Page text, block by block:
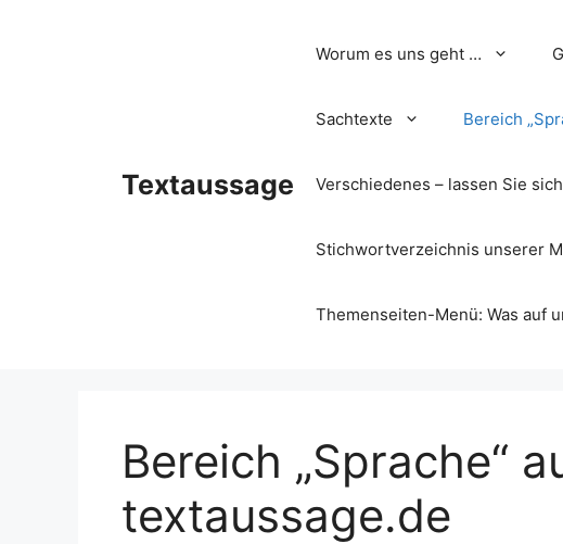
Textaussage
Worum es uns geht …
Sachtexte Bereich
Verschiedenes – lassen Sie
Stichwortverzeichnis unserer
Themenseiten-Menü: Was auf
Bereich „Sprache“
textaussage.de